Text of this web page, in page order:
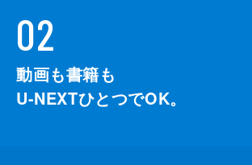
02
動画も書籍も
U-NEXTひとつでOK。